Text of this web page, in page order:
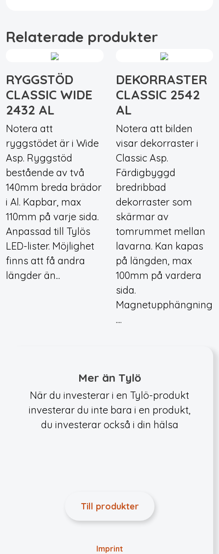
Relaterade produkter
RYGGSTÖD
CLASSIC WIDE
2432 AL
Notera att
ryggstödet är i Wide
Asp. Ryggstöd
bestående av två
140mm breda brädor
i Al. Kapbar, max
110mm på varje sida.
Anpassad till Tylös
LED-lister. Möjlighet
finns att få andra
längder än...
DEKORRASTER
CLASSIC 2542
AL
Notera att bilden
visar dekorraster i
Classic Asp.
Färdigbyggd
bredribbad
dekorraster som
skärmar av
tomrummet mellan
lavarna. Kan kapas
på längden, max
100mm på vardera
sida.
Magnetupphängning
....
Mer än Tylö
När du investerar i en Tylö-produkt
investerar du inte bara i en produkt,
du investerar också i din hälsa
Till produkter
Imprint